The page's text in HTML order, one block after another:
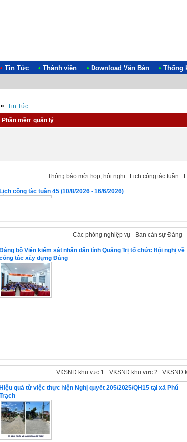
• Tin Tức • Thành viên • Download Văn Bản • Thống
» Tin Tức
Phần mềm quản lý
Thông báo mời họp, hội nghị Lịch công tác tuần
Lịch công tác tuần 45 (10/8/2026 - 16/6/2026)
VKSND Tỉnh Quảng Trị
Đảng bộ Viện kiểm sát nhân dân tỉnh Quảng Trị tổ chức Hội nghị về
công tác xây dựng Đảng
VKSND khu vực VKSND
Hiệu quả từ việc thực hiện Nghị quyết 205/2025/QH15 tại xã Phú
Trạch